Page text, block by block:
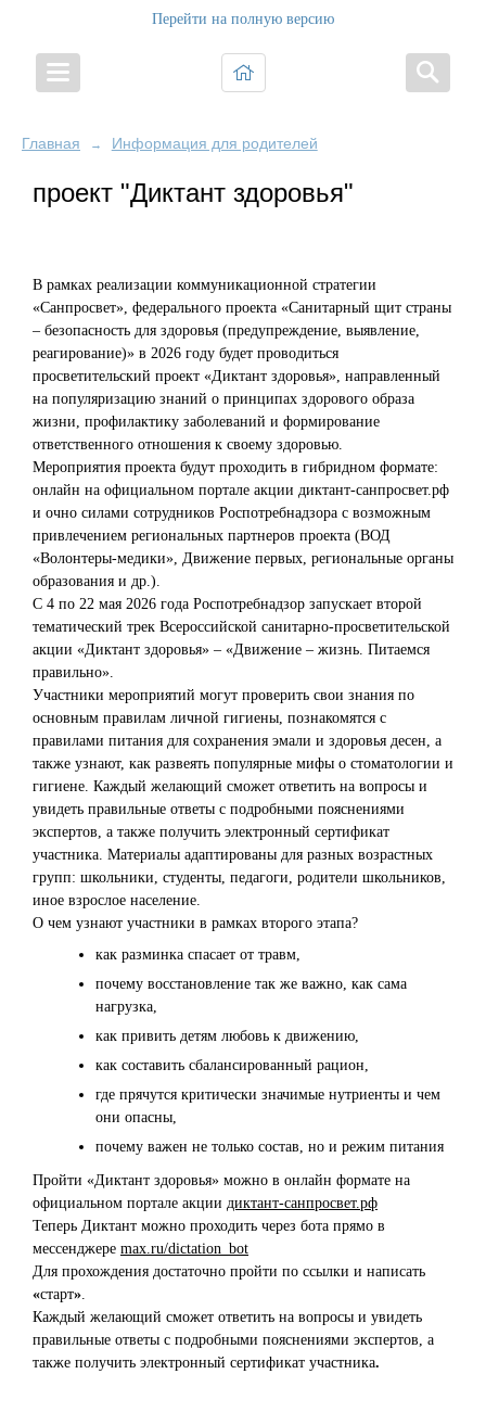
Перейти на полную версию
Главная → Информация для родителей
проект "Диктант здоровья"
В рамках реализации коммуникационной стратегии
«Санпросвет» , федерального проекта «Санитарный щит страны
– безопасность для здоровья (предупреждение, выявление,
реагирование)» в 2026 году будет проводиться
просветительский проект «Диктант здоровья» направленный
на популяризацию знаний о принципах здорового образа
жизни, профилактику заболеваний и формирование
ответственного отношения к своему здоровью.
Мероприятия проекта будут проходить в гибридном формате:
онлайн на официальном портале акции диктант-санпросвет.рф
и очно силами сотрудников Роспотребнадзора с возможным
привлечением региональных партнеров проекта (ВОД
«Волонтеры-медики», Движение первых, региональные органы
образования и др.).
С 4 по 22 мая 2026 года Роспотребнадзор запускает второй
тематический трек Всероссийской санитарно-просветительской
акции «Диктант здоровья» – «Движение – жизнь. Питаемся
правильно».
Участники мероприятий могут проверить свои знания по
основным правилам личной гигиены, познакомятся с
правилами питания для сохранения эмали и здоровья десен, а
также узнают, как развеять популярные мифы о стоматологии и
гигиене. Каждый желающий сможет ответить на вопросы и
увидеть правильные ответы с подробными пояснениями
экспертов, а также получить электронный сертификат
участника. Материалы адаптированы для разных возрастных
групп: школьники, студенты, педагоги, родители школьников,
иное взрослое население.
О чем узнают участники в рамках второго этапа?
как разминка спасает от травм,
почему восстановление так же важно, как сама
нагрузка,
как привить детям любовь к движению,
как составить сбалансированный рацион,
где прячутся критически значимые нутриенты и чем
они опасны,
почему важен не только состав, но и режим питания
Пройти «Диктант здоровья» можно в онлайн формате на
официальном портале акции диктант-санпросвет.рф
Теперь Диктант можно проходить через бота прямо в
мессенджере max.ru/dictation_bot
Для прохождения достаточно пройти по ссылки и написать
«старт»
Каждый желающий сможет ответить на вопросы и увидеть
правильные ответы с подробными пояснениями экспертов, а
также получить электронный сертификат участника.